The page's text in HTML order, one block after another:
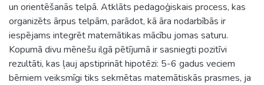
un orientēšanās telpā. Atklāts pedagoģiskais process, kas
organizēts ārpus telpām, parādot, kā āra nodarbībās ir
iespējams integrēt matemātikas mācību jomas saturu.
Kopumā divu mēnešu ilgā pētījumā ir sasniegti pozitīvi
rezultāti, kas ļauj apstiprināt hipotēzi: 5-6 gadus veciem
bērniem veiksmīgi tiks sekmētas matemātiskās prasmes, ja